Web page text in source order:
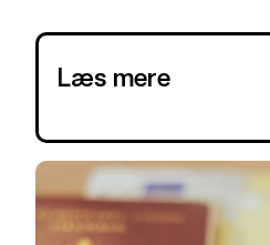
Læs mere